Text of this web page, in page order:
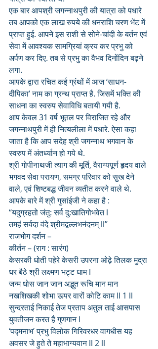
एक बार आपश्री जगन्नाथपुरी की यात्रा को पधारे
तब आपको एक लाख रुपये की धनराशि चरण भेंट में
प्राप्त हुई. आपने इस राशी से सोने-चांदी के बर्तन एवं
सेवा में आवश्यक सामग्रियां क्रय कर प्रभु को
अर्पण कर दिए. तब से प्रभु का वैभव दिनोंदिन बढ़ने
लगा.
आपके द्वारा रचित कई ग्रंथों में आज ‘साधन-
दीपिका’ नाम का ग्रन्थ प्राप्त है. जिसमें भक्ति की
साधना का स्वरुप सेवाविधि बतायी गयी है.
आप केवल 31 वर्ष भूतल पर विराजित रहे और
जगन्नाथपुरी में ही नित्यलीला में पधारे. ऐसा कहा
जाता है कि आप सदेह श्री जगन्नाथ भगवान के
स्वरुप में अंतर्ध्यान हो गये थे.
श्री गोपीनाथजी त्याग की मूर्ति, वैराग्यपूर्ण हृदय वाले
भगवद सेवा परायण, समग्र परिवार को सुख देने
वाले, एवं शिष्टबद्ध जीवन व्यतीत करने वाले थे.
आपके बारे में श्री गुसांईजी ने कहा है :
“यदुग्रहतो जंतु: सर्व दु:खातिगोभवेत l
तमहं सर्वदा वंदे श्रीमद्वल्लभनंदनम् ll”
राजभोग दर्शन –
कीर्तन – (राग : सारंग)
केसरकी धोती पहेरे केसरी उपरना ओढ़े तिलक मुद्रा
धर बैठे श्री लक्ष्मण भट्ट धाम l
जन्म धोस जान जान अद्भुत रूचि मान मान
नखशिखकी शोभा ऊपर वारों कोटि काम ll 1 ll
सुन्दरताई निकाई तेज प्रताप अतुल ताई आसपास
युवतीजन करत है गुणगान l
‘पद्मनाभ’ प्रभु विलोक गिरिवरधर वागधीस यह
अवसर जे हुते ते महाभाग्यवान ll 2 ll